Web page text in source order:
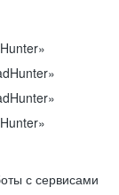
с сервисами